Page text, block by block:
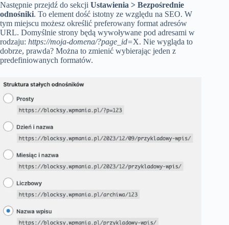
Następnie przejdź do sekcji Ustawienia > Bezpośrednie
odnośniki. To element dość istotny ze względu na SEO. W
tym miejscu możesz określić preferowany format adresów
URL. Domyślnie strony będą wywoływane pod adresami w
rodzaju: https://moja-domena/?page_id=X. Nie wygląda to
dobrze, prawda? Można to zmienić wybierając jeden z
predefiniowanych formatów.